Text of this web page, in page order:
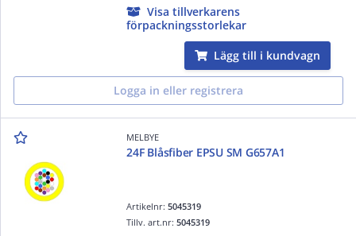
Visa tillverkarens
förpackningsstorlekar
Lägg till i kundvagn
Logga in eller registrera
MELBYE
24F Blåsfiber EPSU SM G657A1
Artikelnr:5045319
Tillv. art.nr:5045319